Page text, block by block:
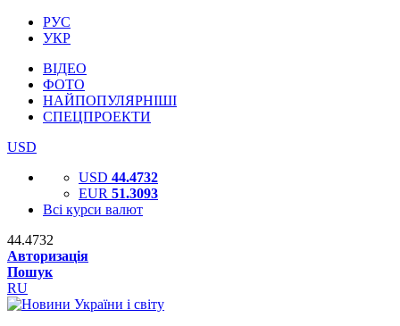
РУС
УКР
ВІДЕО
ФОТО
НАЙПОПУЛЯРНІШІ
СПЕЦПРОЕКТИ
USD
USD 44.4732
EUR 51.3093
Всі курси валют
44.4732
Авторизація
Пошук
RU